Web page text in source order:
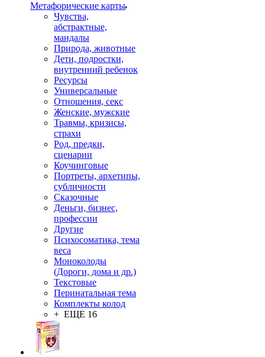
Mетафорические карты
Чувства,
абстрактные,
мандалы
Природа, животные
Дети, подростки,
внутренний ребенок
Ресурсы
Универсальные
Отношения, секс
Женские, мужские
Травмы, кризисы,
страхи
Род, предки,
сценарии
Коучинговые
Портреты, архетипы,
субличности
Сказочные
Деньги, бизнес,
профессии
Другие
Психосоматика, тема
веса
Моноколоды
(Дороги, дома и др.)
Текстовые
Перинатальная тема
Комплекты колод
+ ЕЩЕ 16